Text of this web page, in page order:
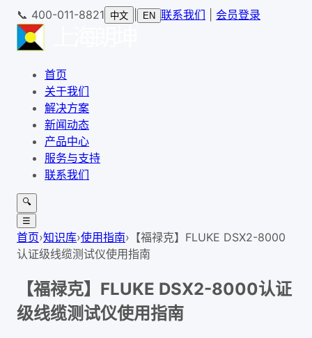
📞 400-011-8821 中文 EN 联系我们 会员登录
首页
关于我们
解决方案
新闻动态
产品中心
服务与支持
联系我们
🔍
☰
首页›知识库›使用指南› 【福禄克】FLUKE DSX2-8000
认证级线缆测试仪使用指南
【福禄克】FLUKE DSX2-8000认证
级线缆测试仪使用指南